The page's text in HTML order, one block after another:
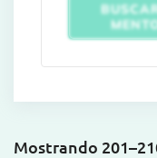
Mostrando